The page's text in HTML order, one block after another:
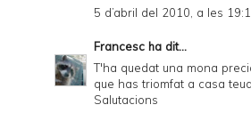
5 d’abril del 2010, a les
Francesc ha dit...
T'ha quedat una mona
que has triomfat a casa
Salutacions